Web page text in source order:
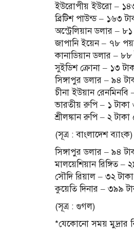
ইউরোপীয় ইউরো –
ব্রিটিশ পাউন্ড – ১৬৩
অস্ট্রেলিয়ান ডলার –
জাপানি ইয়েন – ৭৮
কানাডিয়ান ডলার –
সুইডিশ ক্রোনা – ১৩
সিঙ্গাপুর ডলার – ৯৪
চীনা ইউয়ান
ভারতীয় রুপি – ১
শ্রীলঙ্কান রুপি – ২
(সূত্র : বাংলাদেশ ব্যাংক)
সিঙ্গাপুর ডলার – ৯৪
মালয়েশিয়ান রিঙ্গিত
সৌদি রিয়াল – ৩২
কুয়েতি দিনার – ৩৯৯
(সূত্র : গুগল)
*যেকোনো সময় মুদ্রার